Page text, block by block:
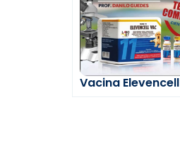
Vacina Elevencell